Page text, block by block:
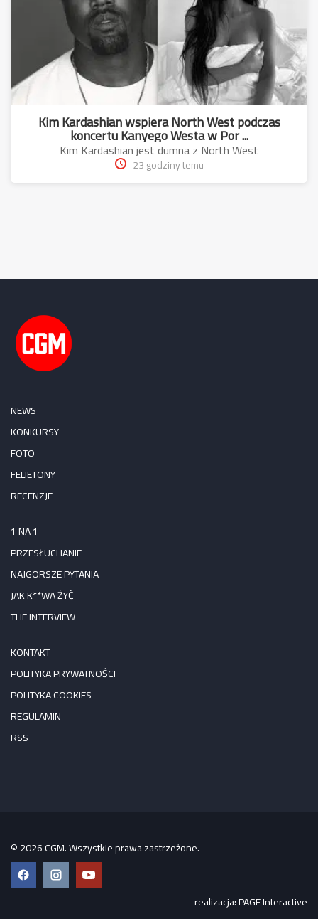
Kim Kardashian wspiera North West podczas
koncertu Kanyego Westa w Por ...
Kim Kardashian jest dumna z North West
23 godziny temu
NEWS
KONKURSY
FOTO
FELIETONY
RECENZJE
1 NA 1
PRZESŁUCHANIE
NAJGORSZE PYTANIA
JAK K**WA ŻYĆ
THE INTERVIEW
KONTAKT
POLITYKA PRYWATNOŚCI
POLITYKA COOKIES
REGULAMIN
RSS
© 2026 CGM. Wszystkie prawa zastrzeżone.
FacebookInstagramYouTube
realizacja:PAGE Interactive